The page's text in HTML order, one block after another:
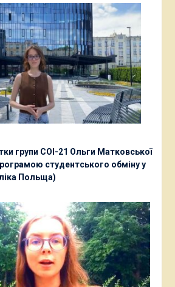
групи СОІ-21 Ольги Матковської
студентського обміну у
Польща)